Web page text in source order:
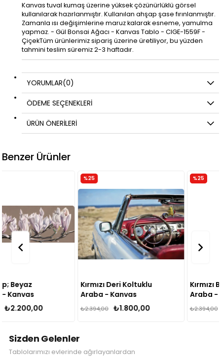
Kanvas tuval kumaş üzerine yüksek çözünürlüklü görsel
kullanılarak hazırlanmıştır. Kullanılan ahşap şase fırınlanmıştır.
Zamanla ısı değişimlerine maruz kalarak esneme, yamulma
yapmaz. - Gül Bonsai Ağacı - Kanvas Tablo - CIGE-1559F -
ÇiçekTüm ürünlerimiz sipariş üzerine üretiliyor, bu yüzden
tahmini teslim süremiz 2-3 haftadır.
YORUMLAR(0)
ÖDEME SEÇENEKLERI
ÜRÜN ÖNERILERI
Benzer Ürünler
Kırmızı Deri Koltuklu
Araba - Kanvas
Tablo
₺1.800,00
₺2.394,00
Kırmızı Beyaz Klasik
Araba - Kanvas
Tablo
₺2.394,00
Sizden Gelenler
Tablolarımızı evlerinde ağırlayanlardan